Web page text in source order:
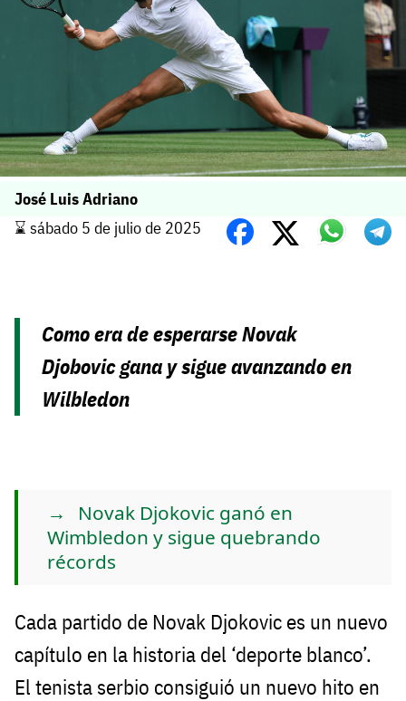
José Luis Adriano
⌛️ sábado 5 de julio de 2025
Como era de esperarse Novak
Djobovic gana y sigue avanzando en
Wilbledon
Novak Djokovic ganó en
Wimbledon y sigue quebrando
récords
Cada partido de Novak Djokovic es un nuevo
capítulo en la historia del ‘deporte blanco’.
El tenista serbio consiguió un nuevo hito en